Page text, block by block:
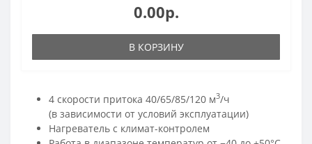
0.00р.
В КОРЗИНУ
4 скорости притока 40/65/85/120 м3/ч
(в зависимости от условий эксплуатации)
Нагреватель с климат-контролем